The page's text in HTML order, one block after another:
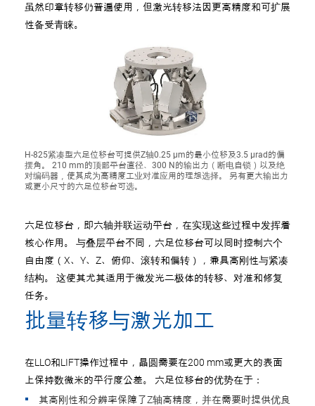
虽然印章转移仍普遍使用，但激光转移法因更高精度和可扩展
性备受青睐。
H-825紧凑型六足位移台可提供Z轴0.25 µm的最小位移及3.5 µrad的偏
摆角。 210 mm的顶部平台直径、300 N的输出力（断电自锁）以及绝
对编码器，使其成为高精度工业对准应用的理想选择。 另有更大输出力
或更小尺寸的六足位移台可选。
六足位移台，即六轴并联运动平台，在实现这些过程中发挥着
核心作用。 与叠层平台不同，六足位移台可以同时控制六个
自由度（X、Y、Z、俯仰、滚转和偏转），兼具高刚性与紧凑
结构。 这使其尤其适用于微发光二极体的转移、对准和修复
任务。
批量转移与激光加工
在LLO和LIFT操作过程中，晶圆需要在200 mm或更大的表面
上保持数微米的平行度公差。 六足位移台的优势在于：
其高刚性和分辨率保障了Z轴高精度，并在需要时提供优良